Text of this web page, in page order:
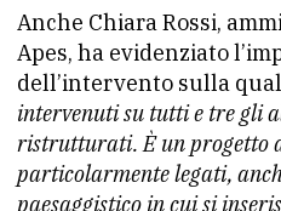
Anche Chiara Rossi,
Apes, ha evidenziato
dell’intervento sulla
intervenuti su tutti e tre gli
ristrutturati. È un progetto
particolarmente legati,
paesaggistico in cui si